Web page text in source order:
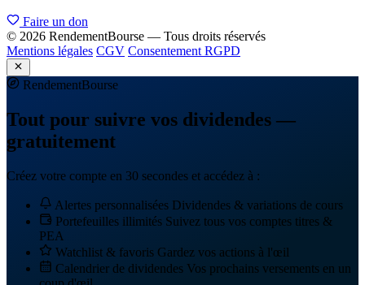
Faire un don
© 2026 RendementBourse — Tous droits réservés
Mentions légales CGV Consentement RGPD
RendementBourse
Tout pour suivre vos dividendes —
gratuitement
Créez votre compte en 30 secondes et accédez à :
Alertes personnalisées Dividendes & variations de cours
Portefeuilles illimités Suivez tous vos comptes titres &
PEA
Watchlist & favoris Gardez vos actions à l'œil
Calendrier de dividendes Vos prochains versements en un